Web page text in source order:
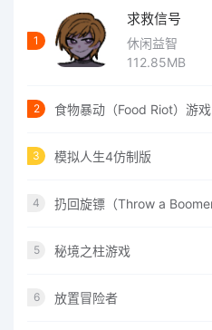
1
求救信号
休闲益智
112.85MB
2 食物暴动（Food Riot）游戏
3 模拟人生4仿制版
4 扔回旋镖（Throw a
5 秘境之柱游戏
6 放置冒险者